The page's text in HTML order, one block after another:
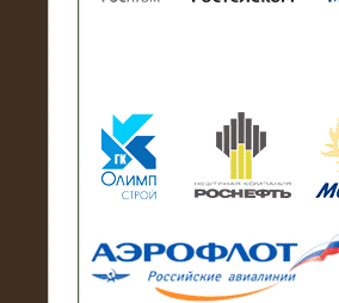
13.07.2018